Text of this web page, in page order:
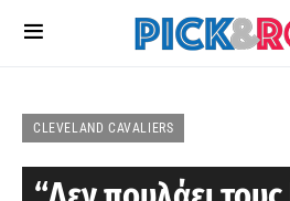
CLEVELAND CAVALIERS